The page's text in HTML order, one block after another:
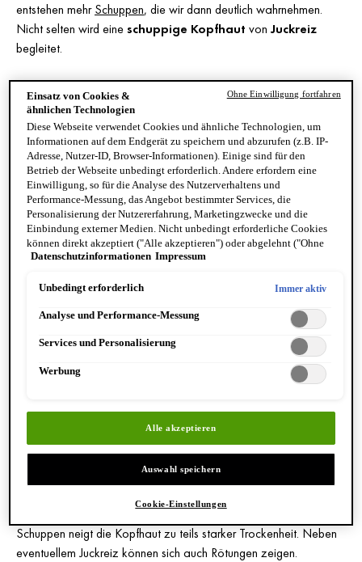
entstehen mehrSchuppen, die wir dann deutlich wahrnehmen.
Nicht selten wird eineschuppige Kopfhaut von Juckreiz
begleitet.
WAS IST DER UNTERSCHIED
ZWISCHEN FETTIGEN UND
TROCKENEN SCHUPPEN?
Je nach Ursache lassen sich Schuppen auf der Kopfhaut in fettige
Unterschiede und welche Ursachen dahinterstecken.
Was sind trockene Schuppen?
Trockene Schuppen sind alsweiße und lose Schüppchen
auf die Kleidung und sind dort gut sichtbar. Bei trockenen
Schuppen neigt die Kopfhaut zu teils starker Trockenheit. Neben
eventuellem Juckreiz können sich auch Rötungen zeigen.
Einsatz von Cookies &
ähnlichen Technologien
Diese Webseite verwendet Cookies und ähnliche Technologien, um
Informationen auf dem Endgerät zu speichern und abzurufen (z.B. IP-
Adresse, Nutzer-ID, Browser-Informationen). Einige sind für den
Betrieb der Webseite unbedingt erforderlich. Andere erfordern eine
Einwilligung, so für die Analyse des Nutzerverhaltens und
Performance-Messung, das Angebot bestimmter Services, die
Personalisierung der Nutzererfahrung, Marketingzwecke und die
Einbindung externer Medien. Nicht unbedingt erforderliche Cookies
können direkt akzeptiert ("Alle akzeptieren") oder abgelehnt ("Ohne
Einwilligung fortfahren") werden. Individuelle Anpassungen der
speichern"). Die Auswahl kann jederzeit unter dem Link "Cookie-
Datenschutzinformationen.
Datenschutzinformationen Impressum
Unbedingt erforderlich Immer aktiv
Analyse und Performance-Messung
Services und Personalisierung
Werbung
Alle akzeptieren
Auswahl speichern
Cookie-Einstellungen
Ohne Einwilligung fortfahren